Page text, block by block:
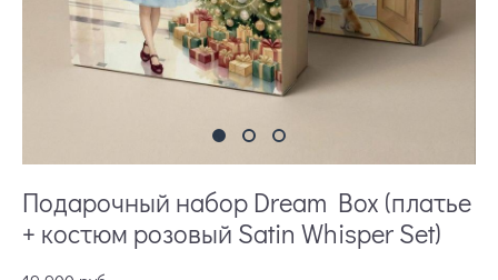
Подарочный набор Dream Box (платье
+ костюм розовый Satin Whisper Set)